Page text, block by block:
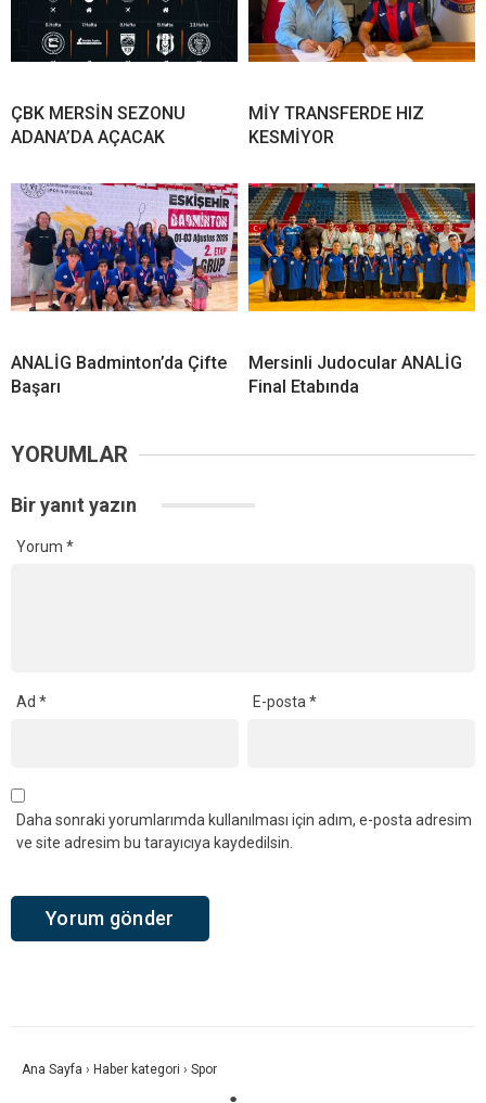
ÇBK MERSİN SEZONU
ADANA’DA AÇACAK
MİY TRANSFERDE HIZ
KESMİYOR
ANALİG Badminton’da Çifte
Başarı
Mersinli Judocular ANALİG
Final Etabında
YORUMLAR
Bir yanıt yazın
Yorum *
Ad * E-posta*
Daha sonraki yorumlarımda kullanılması için adım, e-posta adresim
ve site adresim bu tarayıcıya kaydedilsin.
Ana Sayfa › Haber kategori › Spor